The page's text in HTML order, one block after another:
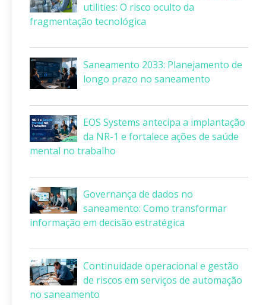
utilities: O risco oculto da
fragmentação tecnológica
Saneamento 2033: Planejamento de
longo prazo no saneamento
EOS Systems antecipa a implantação
da NR-1 e fortalece ações de saúde
mental no trabalho
Governança de dados no
saneamento: Como transformar
informação em decisão estratégica
Continuidade operacional e gestão
de riscos em serviços de automação
no saneamento